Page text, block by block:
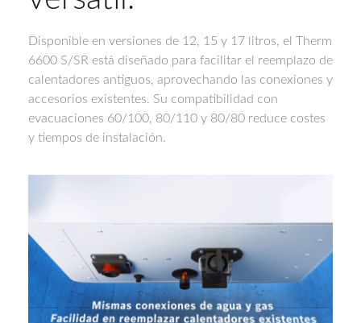
Disponible en versiones de 12, 15 y 17 litros, el Therm
6600 S/SR está diseñado para facilitar el reemplazo de
calentadores antiguos, aprovechando las conexiones y
accesorios existentes. Su compatibilidad con
evacuaciones 60/100, 80/110 y 80/80 reduce costes
y tiempos de instalación.